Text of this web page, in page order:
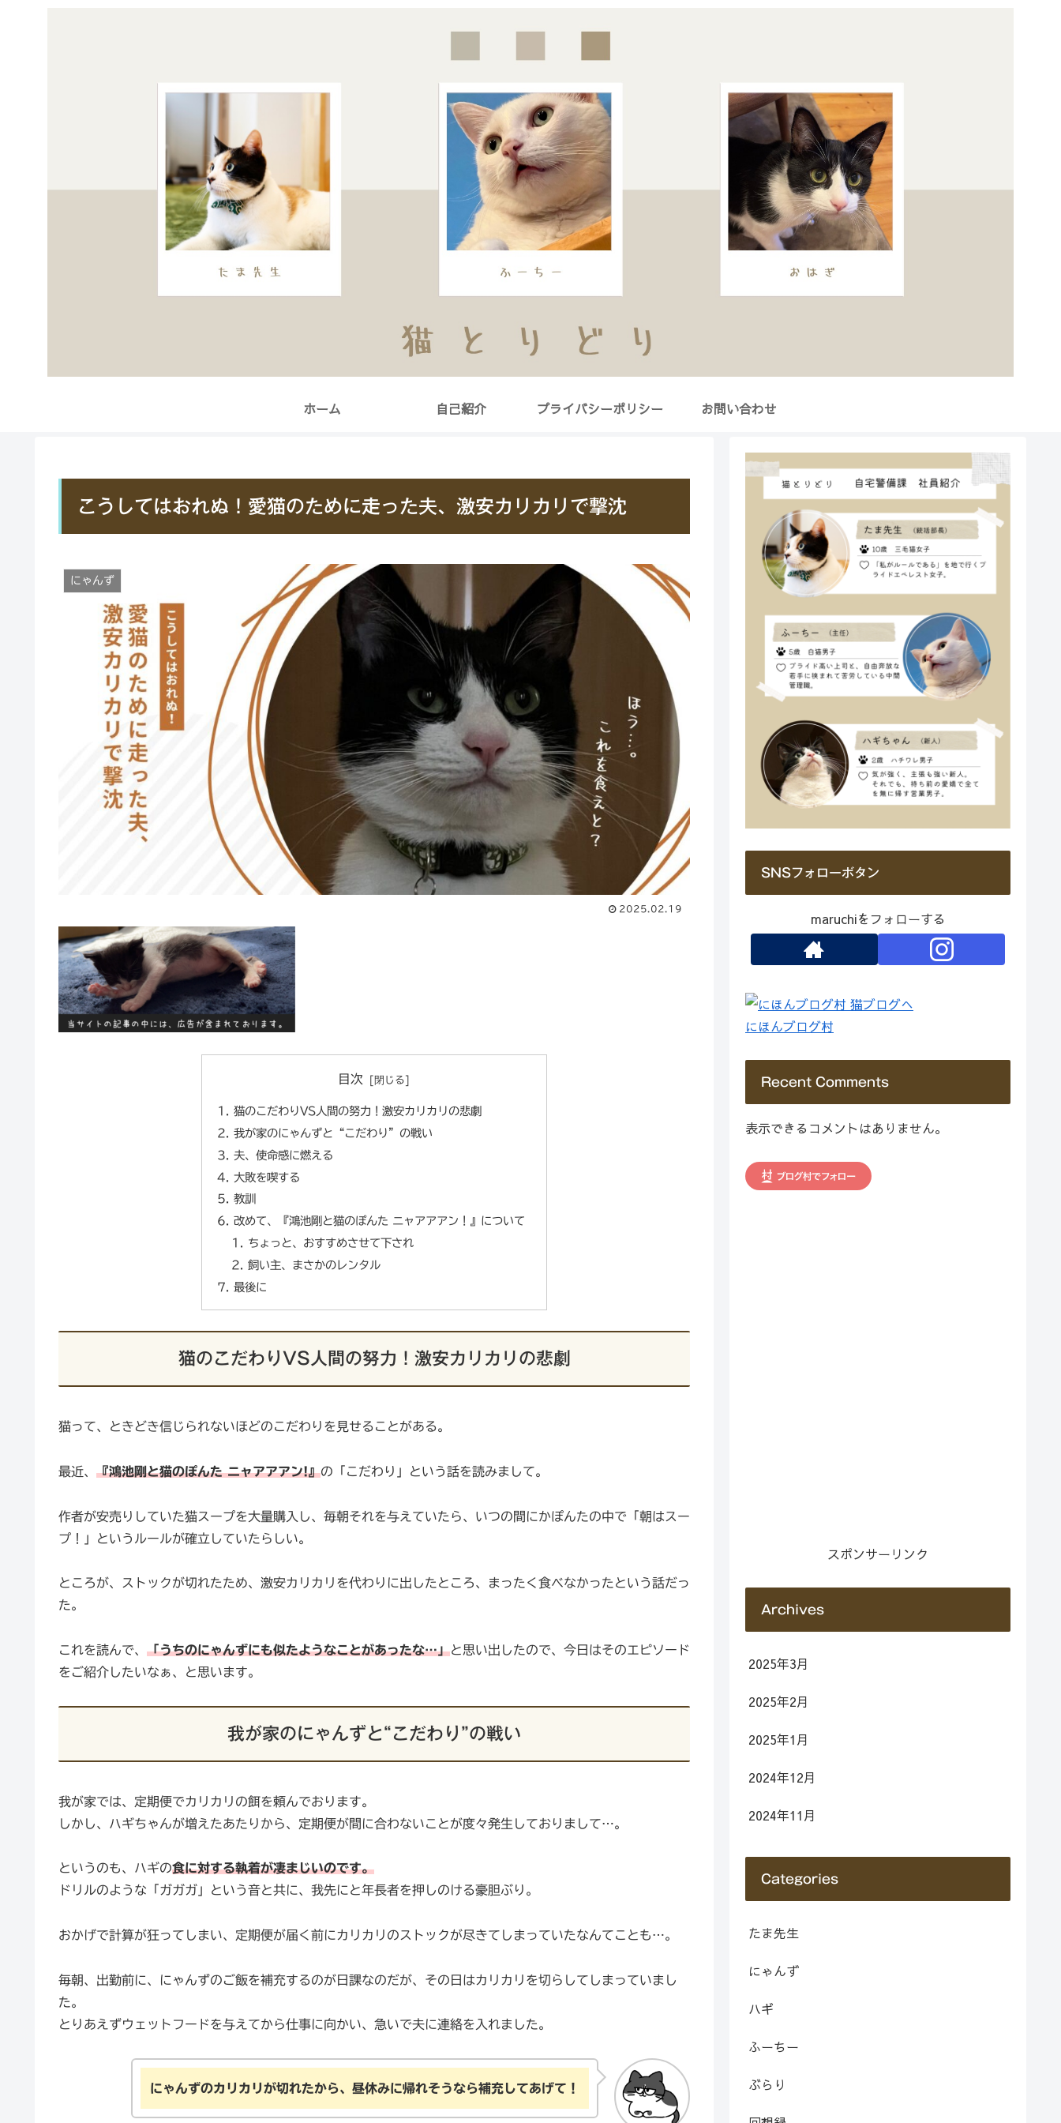
ホーム 自己紹介 プライバシーポリシー お問い合わせ
こうしてはおれぬ！愛猫のために走った夫、激安カリカリで撃沈
にゃんず
2025.02.19
目次
猫のこだわりVS人間の努力！激安カリカリの悲劇
我が家のにゃんずと“こだわり”の戦い
夫、使命感に燃える
大敗を喫する
教訓
改めて、『鴻池剛と猫のぽんた ニャアアアン！』について
ちょっと、おすすめさせて下され
飼い主、まさかのレンタル
最後に
猫のこだわりVS人間の努力！激安カリカリの悲劇
猫って、ときどき信じられないほどのこだわりを見せることがある。
最近、 『鴻池剛と猫のぽんた ニャアアアン!』の「こだわり」という話を読みまして。
作者が安売りしていた猫スープを大量購入し、毎朝それを与えていたら、いつの間にかぽんたの中で「朝はスー
プ！」というルールが確立していたらしい。
ところが、ストックが切れたため、激安カリカリを代わりに出したところ、まったく食べなかったという話だっ
た。
これを読んで、 「うちのにゃんずにも似たようなことがあったな…」と思い出したので、今日はそのエピソード
をご紹介したいなぁ、と思います。
我が家のにゃんずと“こだわり”の戦い
我が家では、定期便でカリカリの餌を頼んでおります。
しかし、ハギちゃんが増えたあたりから、定期便が間に合わないことが度々発生しておりまして…。
というのも、ハギの食に対する執着が凄まじいのです。
ドリルのような「ガガガ」という音と共に、我先にと年長者を押しのける豪胆ぶり。
おかげで計算が狂ってしまい、定期便が届く前にカリカリのストックが尽きてしまっていたなんてことも…。
毎朝、出勤前に、にゃんずのご飯を補充するのが日課なのだが、その日はカリカリを切らしてしまっていまし
た。
とりあえずウェットフードを与えてから仕事に向かい、急いで夫に連絡を入れました。
にゃんずのカリカリが切れたから、昼休みに帰れそうなら補充してあげて！
SNSフォローボタン
maruchiをフォローする
にほんブログ村
Recent Comments
表示できるコメントはありません。
スポンサーリンク
Archives
2025年3月
2025年2月
2025年1月
2024年12月
2024年11月
Categories
たま先生
にゃんず
ハギ
ふーちー
ぶらり